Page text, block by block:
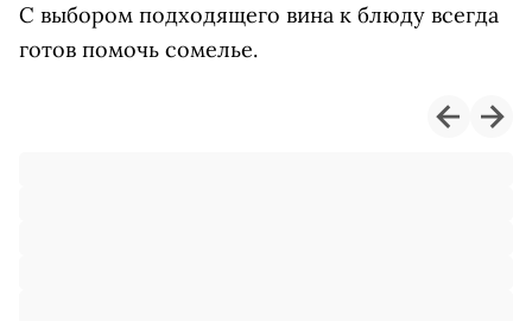
С выбором подходящего вина к блюду всегда
готов помочь сомелье.